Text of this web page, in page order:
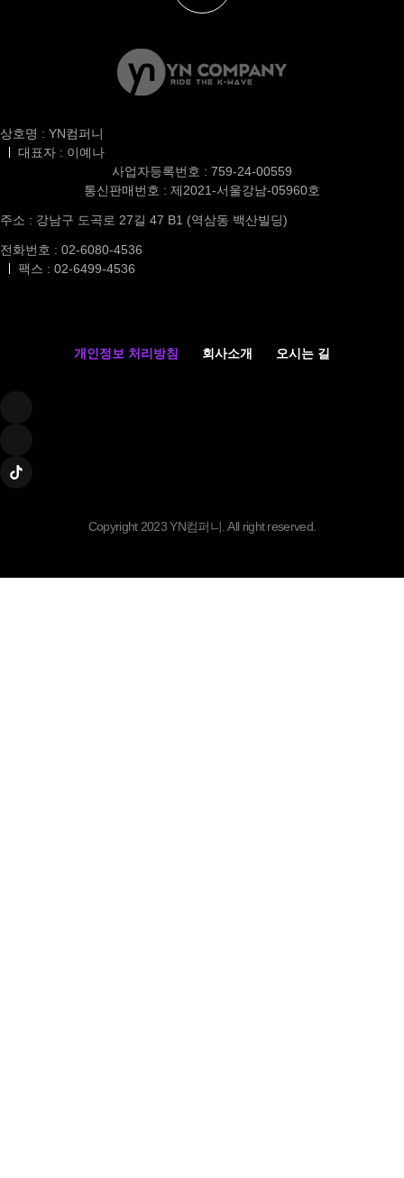
상호명 : YN컴퍼니
대표자 : 이예나
사업자등록번호 : 759-24-00559
통신판매번호 : 제2021-서울강남-05960호
주소 : 강남구 도곡로 27길 47 B1 (역삼동 백산빌딩)
전화번호 : 02-6080-4536
팩스 : 02-6499-4536
개인정보 처리방침 회사소개 오시는 길
Copyright 2023 YN컴퍼니. All right reserved.